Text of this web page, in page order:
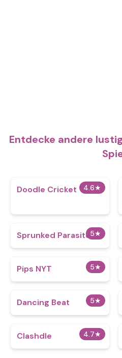
Entdecke andere
4.6★
Doodle Cricket
5★
Sprunked Parasite
5★
Pips NYT
5★
Dancing Beat
4.7★
Clashdle